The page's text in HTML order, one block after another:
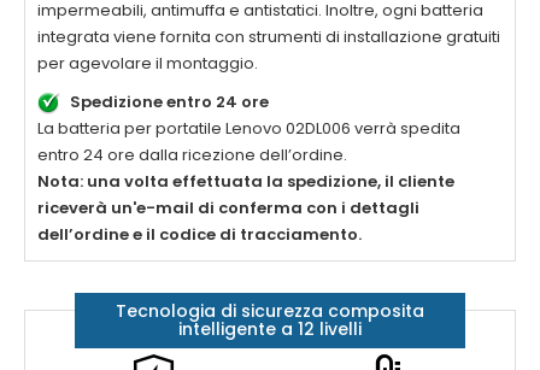
impermeabili, antimuffa e antistatici. Inoltre, ogni batteria
integrata viene fornita con strumenti di installazione gratuiti
per agevolare il montaggio.
Spedizione entro 24 ore
La batteria per portatile Lenovo 02DL006 verrà spedita
entro 24 ore dalla ricezione dell’ordine.
Nota: una volta effettuata la spedizione, il cliente
riceverà un'e-mail di conferma con i dettagli
dell’ordine e il codice di tracciamento.
Tecnologia di sicurezza composita
intelligente a 12 livelli